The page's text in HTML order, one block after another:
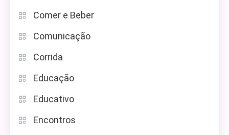
Comer e Beber
Comunicação
Corrida
Educação
Educativo
Encontros